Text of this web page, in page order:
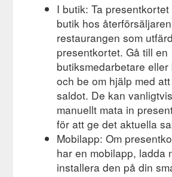
I butik: Ta
butik hos
restaurangen som
presentkortet. Gå till en
butiksmedarbetare
och be om hjälp med
saldot. De kan
manuellt mata in
för att ge det aktuella
Mobilapp: Om
har en mobilapp, ladda
installera den på din